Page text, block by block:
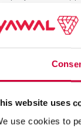
website uses
use cookies to
produktową i
zrównoważony
obejmuje
dziedzictwa,
świata.